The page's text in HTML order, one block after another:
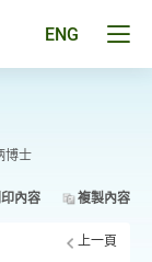
ENG
博士
內容 複製內容
上一頁